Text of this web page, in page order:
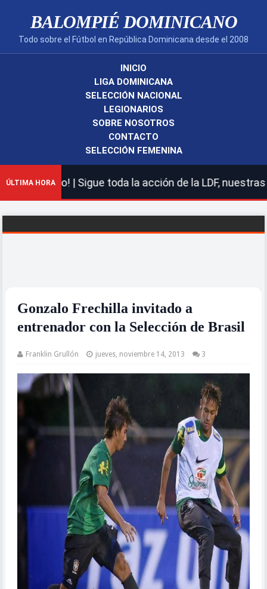
BALOMPIÉ DOMINICANO
Todo sobre el Fútbol en República Dominicana desde el 2008
INICIO
LIGA DOMINICANA
SELECCIÓN NACIONAL
LEGIONARIOS
SOBRE NOSOTROS
CONTACTO
SELECCIÓN FEMENINA
ÚLTIMA HORA| Sigue toda la acción de la LDF, nuestras
Gonzalo Frechilla invitado a
entrenador con la Selección de Brasil
Franklin Grullón jueves, noviembre 14, 2013 3